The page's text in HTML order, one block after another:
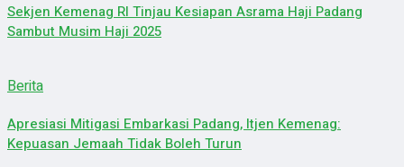
Sekjen Kemenag RI Tinjau Kesiapan Asrama Haji Padang
Sambut Musim Haji 2025
Berita
Apresiasi Mitigasi Embarkasi Padang, Itjen Kemenag:
Kepuasan Jemaah Tidak Boleh Turun